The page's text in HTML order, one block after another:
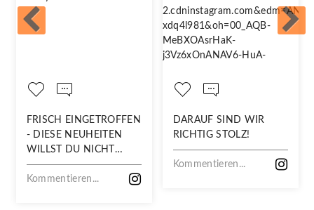
FRISCH EINGETROFFEN
- DIESE NEUHEITEN
WILLST DU NICHT
VERPASSEN!
Kommentieren...
DARAUF SIND WIR
RICHTIG STOLZ!
Kommentieren...